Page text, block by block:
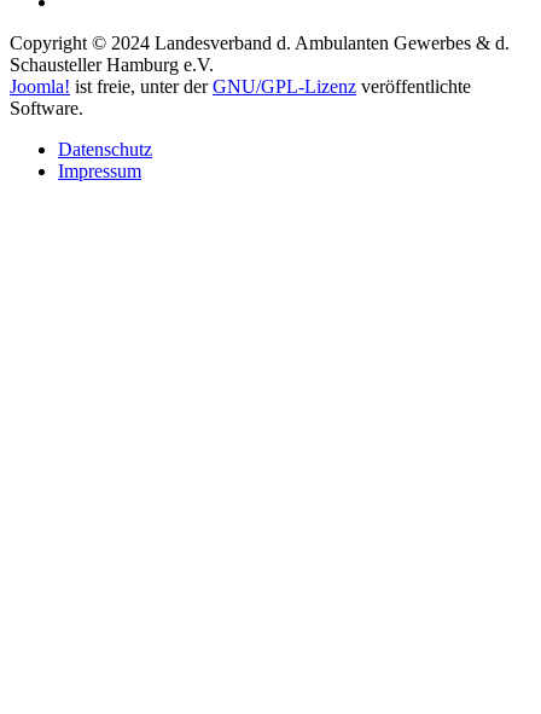
Copyright © 2024 Landesverband d. Ambulanten Gewerbes & d.
Schausteller Hamburg e.V.
Joomla! ist freie, unter derGNU/GPL-Lizenz veröffentlichte
Software.
Datenschutz
Impressum